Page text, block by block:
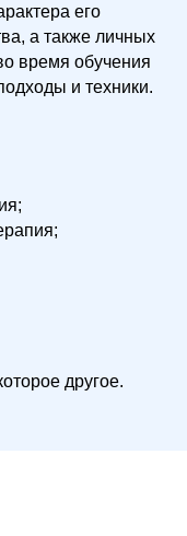
его
а также личных
время обучения
и техники.
другое.